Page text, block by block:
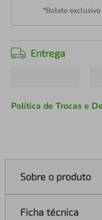
*Boleto exclusivo
Entrega
Política de Trocas e
Sobre o produto
Ficha técnica